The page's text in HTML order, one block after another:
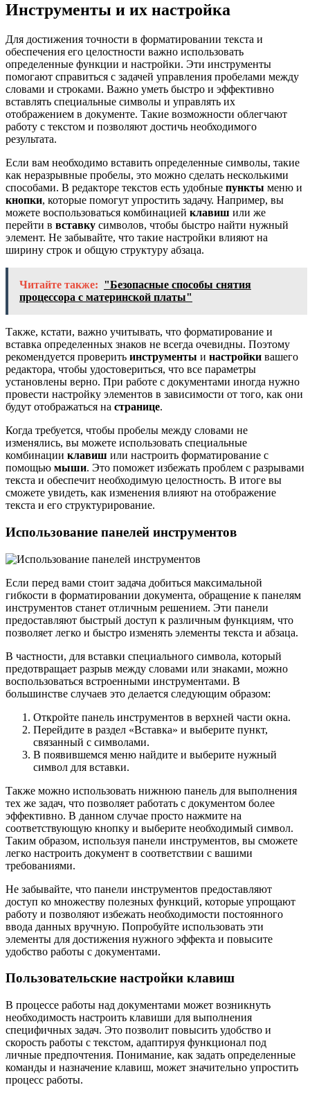
Инструменты и их настройка
Для достижения точности в форматировании текста и
обеспечения его целостности важно использовать
определенные функции и настройки. Эти инструменты
помогают справиться с задачей управления пробелами между
словами и строками. Важно уметь быстро и эффективно
вставлять специальные символы и управлять их
отображением в документе. Такие возможности облегчают
работу с текстом и позволяют достичь необходимого
результата.
Если вам необходимо вставить определенные символы, такие
как неразрывные пробелы, это можно сделать несколькими
способами. В редакторе текстов есть удобные пункты меню и
кнопки, которые помогут упростить задачу. Например, вы
можете воспользоваться комбинацией клавиш или же
перейти в вставку символов, чтобы быстро найти нужный
элемент. Не забывайте, что такие настройки влияют на
ширину строк и общую структуру абзаца.
Читайте также: "Безопасные способы снятия
процессора с материнской платы"
Также, кстати, важно учитывать, что форматирование и
вставка определенных знаков не всегда очевидны. Поэтому
рекомендуется проверить инструменты и настройки вашего
редактора, чтобы удостовериться, что все параметры
установлены верно. При работе с документами иногда нужно
провести настройку элементов в зависимости от того, как они
будут отображаться на странице.
Когда требуется, чтобы пробелы между словами не
изменялись, вы можете использовать специальные
комбинации клавиш или настроить форматирование с
помощью мыши. Это поможет избежать проблем с разрывами
текста и обеспечит необходимую целостность. В итоге вы
сможете увидеть, как изменения влияют на отображение
текста и его структурирование.
Использование панелей инструментов
Если перед вами стоит задача добиться максимальной
гибкости в форматировании документа, обращение к панелям
инструментов станет отличным решением. Эти панели
предоставляют быстрый доступ к различным функциям, что
позволяет легко и быстро изменять элементы текста и абзаца.
В частности, для вставки специального символа, который
предотвращает разрыв между словами или знаками, можно
воспользоваться встроенными инструментами. В
большинстве случаев это делается следующим образом:
Откройте панель инструментов в верхней части окна.
Перейдите в раздел «Вставка» и выберите пункт,
связанный с символами.
В появившемся меню найдите и выберите нужный
символ для вставки.
Также можно использовать нижнюю панель для выполнения
тех же задач, что позволяет работать с документом более
эффективно. В данном случае просто нажмите на
соответствующую кнопку и выберите необходимый символ.
Таким образом, используя панели инструментов, вы сможете
легко настроить документ в соответствии с вашими
требованиями.
Не забывайте, что панели инструментов предоставляют
доступ ко множеству полезных функций, которые упрощают
работу и позволяют избежать необходимости постоянного
ввода данных вручную. Попробуйте использовать эти
элементы для достижения нужного эффекта и повысите
удобство работы с документами.
Пользовательские настройки клавиш
В процессе работы над документами может возникнуть
необходимость настроить клавиши для выполнения
специфичных задач. Это позволит повысить удобство и
скорость работы с текстом, адаптируя функционал под
личные предпочтения. Понимание, как задать определенные
команды и назначение клавиш, может значительно упростить
процесс работы.